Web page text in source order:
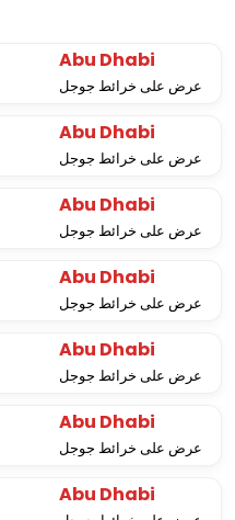
Abu Dhabi
عرض على خرائط جوجل
Abu Dhabi
عرض على خرائط جوجل
Abu Dhabi
عرض على خرائط جوجل
Abu Dhabi
عرض على خرائط جوجل
Abu Dhabi
عرض على خرائط جوجل
Abu Dhabi
عرض على خرائط جوجل
Abu Dhabi